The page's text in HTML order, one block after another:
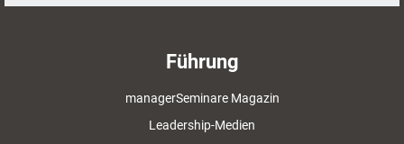
Führung
managerSeminare Magazin
Leadership-Medien